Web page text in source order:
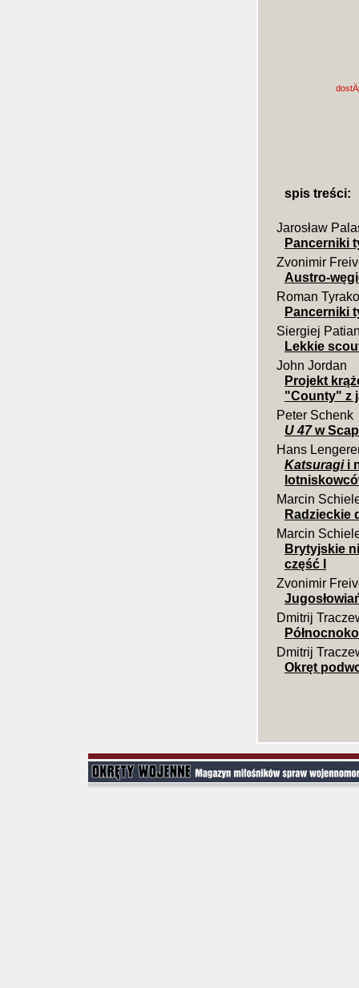
spis treści:
Jarosław
Pancerniki
Zvonimir
Austro-
Roman
Pancerniki
Siergiej
Lekkie
John Jordan
Projekt
"County" z
Peter Schenk
U 47w
Hans
Katsuragii
Marcin
Radzieckie
Marcin
Brytyjskie
część I
Zvonimir
Dmitrij
Dmitrij
Okręt